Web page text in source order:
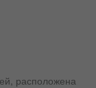
расположена